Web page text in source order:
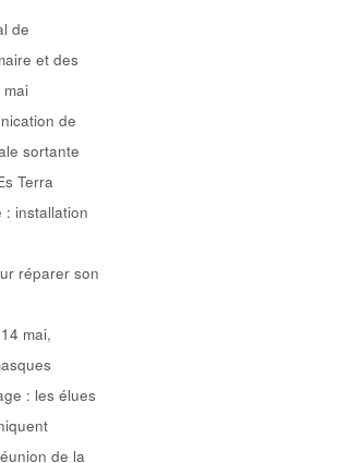
de
et des
de
sortante
Terra
: installation
réparer son
mai,
: les élues
de la